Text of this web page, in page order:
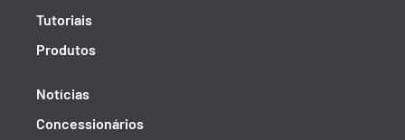
Tutoriais
Produtos
Notícias
Concessionários